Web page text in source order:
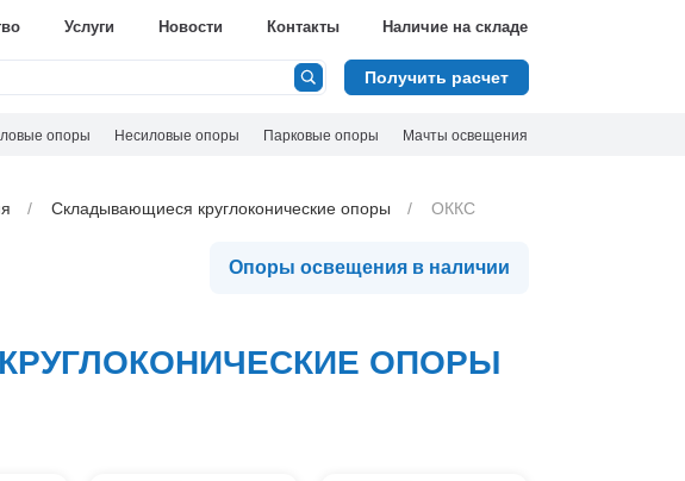
Услуги Новости Контакты Наличие на складе
Получить расчет
опоры Несиловые опоры Парковые опоры Мачты освещения
Складывающиеся круглоконические опоры ОККС
Опоры освещения в наличии
ОПОРЫ
Сбросить
Вид опоры
Несиловые опоры
Граненая
ОККС
4